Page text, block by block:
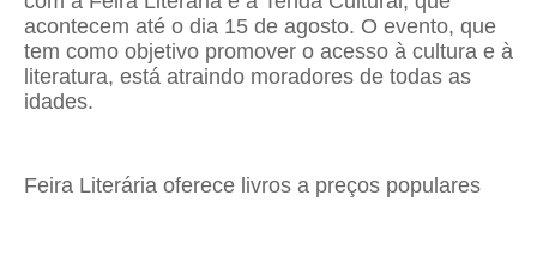
acontecem até o dia 15 de agosto. O evento, que
tem como objetivo promover o acesso à cultura e à
literatura, está atraindo moradores de todas as
idades.
Feira Literária oferece livros a preços populares